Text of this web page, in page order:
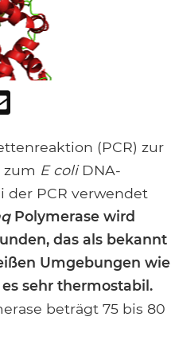
(PCR) zur
zum E coliDNA-
der PCR verwendet
Polymerase wird
das als bekannt
Umgebungen wie
sehr thermostabil.
beträgt 75 bis 80